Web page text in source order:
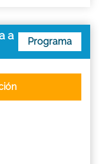
a
Programa